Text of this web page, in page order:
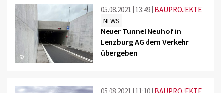
©
05.08.2021 13:49 BAUPROJEKTE
NEWS
Neuer Tunnel Neuhof in
Lenzburg AG dem Verkehr
übergeben
05.08.2021 11:10 BAUPROJEKTE